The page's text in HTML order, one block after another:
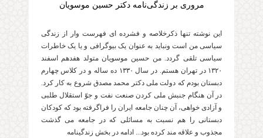
مروری بر زندگی‌نامه دکتر حسین موسویان
این نوشته تنها ذکرخلاصه و فشرده ای فهرست وار از زندگی
سیاسی من است ونباید به عنوان یک بیوگرافی و یا یک خاطرات
سیاسی تلقی گردد. من حسین موسویان متولد هفدهم اسفند
۱۳۲۰ در تهران هستم. در سال ۱۳۳۰ ده ساله و در کلاس چهارم
دبستان بودم که دولت ملی دکتر محمد مصدق شروع به کار کرد.
در آن هنگام جنبش ملی کردن صنعت نفت و جوّ استقلال طلبی
و آزادی خواهی، آن چنان جامعه ایران را فراگرفته بود که کودکان
دبستانی را هم نسبت به مسائلی که در جامعه می گذشت
مجذوب و علاقه مند کرده بود... ادامه در بخش زندگینامه